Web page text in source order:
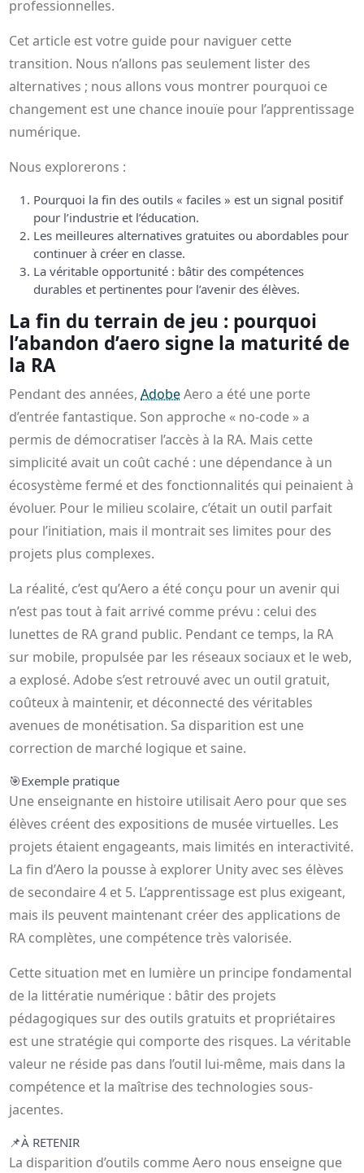
professionnelles.
Cet article est votre guide pour naviguer cette
transition. Nous n’allons pas seulement lister des
alternatives ; nous allons vous montrer pourquoi ce
changement est une chance inouïe pour l’apprentissage
numérique.
Nous explorerons :
Pourquoi la fin des outils « faciles » est un signal positif
pour l’industrie et l’éducation.
Les meilleures alternatives gratuites ou abordables pour
continuer à créer en classe.
La véritable opportunité : bâtir des compétences
durables et pertinentes pour l’avenir des élèves.
La fin du terrain de jeu : pourquoi
l’abandon d’aero signe la maturité de
la RA
Pendant des années,AdobeAero a été une porte
d’entrée fantastique. Son approche « no-code » a
permis de démocratiser l’accès à la RA. Mais cette
simplicité avait un coût caché : une dépendance à un
écosystème fermé et des fonctionnalités qui peinaient à
évoluer. Pour le milieu scolaire, c’était un outil parfait
pour l’initiation, mais il montrait ses limites pour des
projets plus complexes.
La réalité, c’est qu’Aero a été conçu pour un avenir qui
n’est pas tout à fait arrivé comme prévu : celui des
lunettes de RA grand public. Pendant ce temps, la RA
sur mobile, propulsée par les réseaux sociaux et le web,
a explosé. Adobe s’est retrouvé avec un outil gratuit,
coûteux à maintenir, et déconnecté des véritables
avenues de monétisation. Sa disparition est une
correction de marché logique et saine.
🎯Exemple pratique
Une enseignante en histoire utilisait Aero pour que ses
élèves créent des expositions de musée virtuelles. Les
projets étaient engageants, mais limités en interactivité.
La fin d’Aero la pousse à explorer Unity avec ses élèves
de secondaire 4 et 5. L’apprentissage est plus exigeant,
mais ils peuvent maintenant créer des applications de
RA complètes, une compétence très valorisée.
Cette situation met en lumière un principe fondamental
de la littératie numérique : bâtir des projets
pédagogiques sur des outils gratuits et propriétaires
est une stratégie qui comporte des risques. La véritable
valeur ne réside pas dans l’outil lui-même, mais dans la
compétence et la maîtrise des technologies sous-
jacentes.
📌À RETENIR
La disparition d’outils comme Aero nous enseigne que